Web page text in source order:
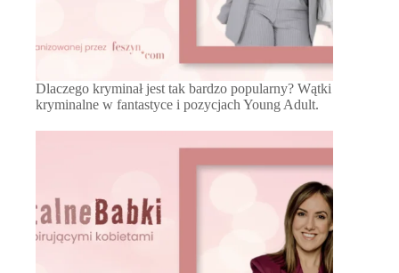
Dlaczego kryminał jest tak bardzo popularny? Wątki
kryminalne w fantastyce i pozycjach Young Adult.